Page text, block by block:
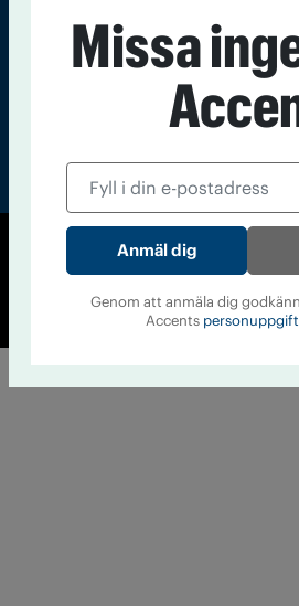
© Tidningen Accent
Cookiepolicy
Missa
Genom att anmäla dig
Accents